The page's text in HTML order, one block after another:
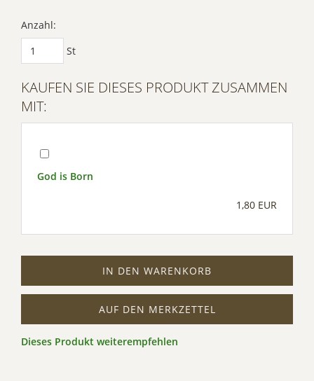
Anzahl:
St
KAUFEN SIE DIESES PRODUKT ZUSAMMEN
MIT:
God is Born
1,80 EUR
IN DEN WARENKORB
AUF DEN MERKZETTEL
Dieses Produkt weiterempfehlen